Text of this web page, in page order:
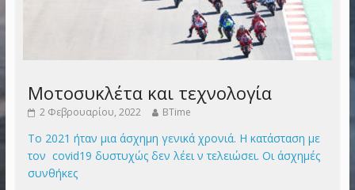
Μοτοσυκλέτα και τεχνολογία
2 Φεβρουαρίου, 2022 BTime
Το 2021 ήταν μια άσχημη γενικά χρονιά. Η κατάσταση με
τον covid19 δυστυχώς δεν λέει ν τελειώσει. Οι άσχημές
συνθήκες